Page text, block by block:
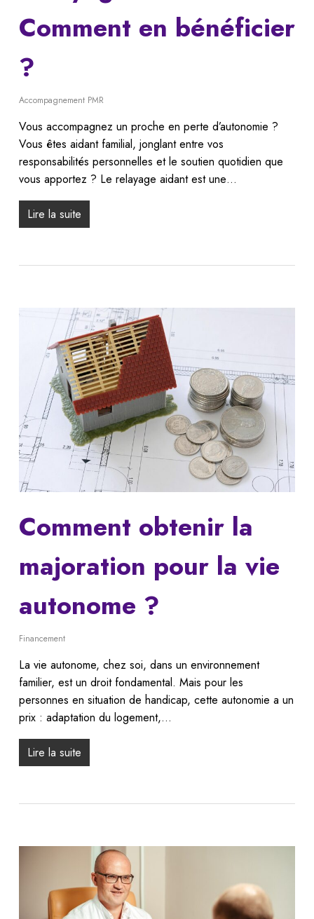
Comment en bénéficier
?
Accompagnement PMR
Vous accompagnez un proche en perte d’autonomie ?
Vous êtes aidant familial, jonglant entre vos
responsabilités personnelles et le soutien quotidien que
vous apportez ? Le relayage aidant est une…
Lire la suite
Comment obtenir la
majoration pour la vie
autonome ?
Financement
La vie autonome, chez soi, dans un environnement
familier, est un droit fondamental. Mais pour les
personnes en situation de handicap, cette autonomie a un
prix : adaptation du logement,…
Lire la suite